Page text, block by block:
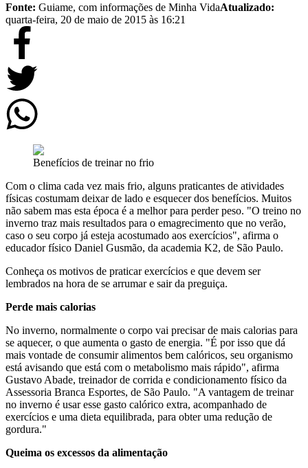
Fonte: Guiame, com informações de Minha VidaAtualizado:
quarta-feira, 20 de maio de 2015 às 16:21
Benefícios de treinar no frio
Com o clima cada vez mais frio, alguns praticantes de atividades
físicas costumam deixar de lado e esquecer dos benefícios. Muitos
não sabem mas esta época é a melhor para perder peso. "O treino no
inverno traz mais resultados para o emagrecimento que no verão,
caso o seu corpo já esteja acostumado aos exercícios", afirma o
educador físico Daniel Gusmão, da academia K2, de São Paulo.
Conheça os motivos de praticar exercícios e que devem ser
lembrados na hora de se arrumar e sair da preguiça.
Perde mais calorias
No inverno, normalmente o corpo vai precisar de mais calorias para
se aquecer, o que aumenta o gasto de energia. "É por isso que dá
mais vontade de consumir alimentos bem calóricos, seu organismo
está avisando que está com o metabolismo mais rápido", afirma
Gustavo Abade, treinador de corrida e condicionamento físico da
Assessoria Branca Esportes, de São Paulo. "A vantagem de treinar
no inverno é usar esse gasto calórico extra, acompanhado de
exercícios e uma dieta equilibrada, para obter uma redução de
gordura."
Queima os excessos da alimentação